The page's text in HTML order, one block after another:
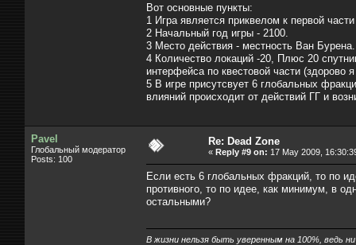
Вот основные пункты:
1 Игра является приквелом к первой
2 Начальный год игры - 2100.
3 Место действия - местность Ван Бурена.
4 Количество локаций -20, Плюс 20
интерфейса по квестовой части (здорово
5 В игре присутсвует 6 глобальных
влияний происходит от действий ГГ и
Pavel
Глобальный модератор
Posts: 100
Re: Dead Zone
« Reply #9 on: 17 May 2009,
Если есть 6 глобальных фракций, то по
противного, то по идее, как минимум, в
остальными?
В жизни нельзя быть уверенным на 100%, ведь ни